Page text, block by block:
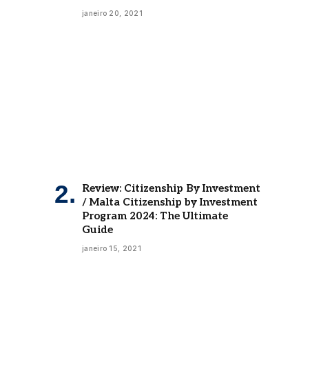
janeiro 20, 2021
Review: Citizenship By Investment
/ Malta Citizenship by Investment
Program 2024: The Ultimate
Guide
janeiro 15, 2021